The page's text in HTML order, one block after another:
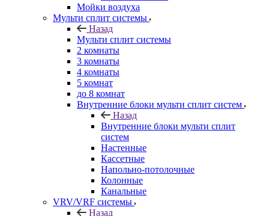
Мойки воздуха
Мульти сплит системы
Назад
Мульти сплит системы
2 комнаты
3 комнаты
4 комнаты
5 комнат
до 8 комнат
Внутренние блоки мульти сплит систем
Назад
Внутренние блоки мульти сплит
систем
Настенные
Кассетные
Напольно-потолочные
Колонные
Канальные
VRV/VRF системы
Назад